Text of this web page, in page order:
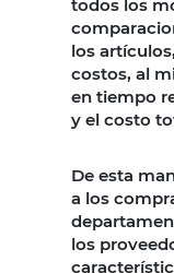
todos los
los
costos, al
en tiempo
y el costo
De esta
a los
los